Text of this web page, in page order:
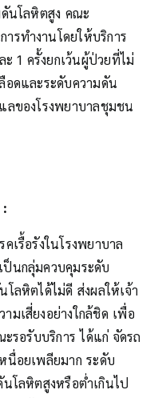
นโลหิตสูง คณะ
รทำงานโดยให้บริการ
1 ครั้งยกเว้นผู้ป่วยที่ไม่
อดและระดับความดัน
ลของโรงพยาบาลชุมชน
เรื้อรังในโรงพยาบาล
นกลุ่มควบคุมระดับ
ลหิตได้ไม่ดี ส่งผลให้เจ้า
มเสี่ยงอย่างใกล้ชิด เพื่อ
รอรับบริการ ได้แก่ จัดรถ
นื่อยเพลียมาก ระดับ
โลหิตสูงหรือต่ำเกินไป